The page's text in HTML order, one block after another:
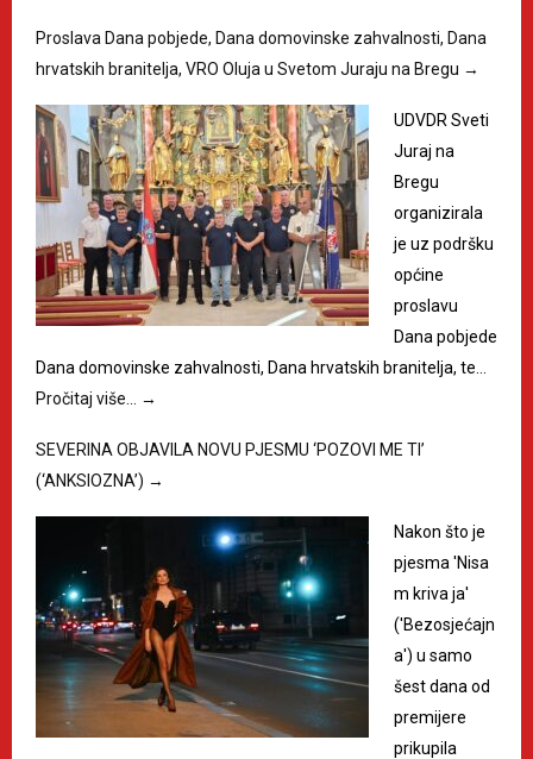
Proslava Dana pobjede, Dana domovinske zahvalnosti, Dana
hrvatskih branitelja, VRO Oluja u Svetom Juraju na Bregu →
UDVDR Sveti
Juraj na
Bregu
organizirala
je uz podršku
općine
proslavu
Dana pobjede
Dana domovinske zahvalnosti, Dana hrvatskih branitelja, te…
Pročitaj više…
→
SEVERINA OBJAVILA NOVU PJESMU ‘POZOVI ME TI’
(‘ANKSIOZNA’) →
Nakon što je
pjesma 'Nisa
m kriva ja'
('Bezosjećajn
a') u samo
šest dana od
premijere
prikupila